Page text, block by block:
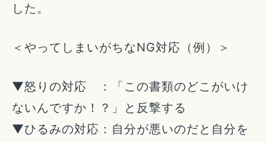
した。
＜やってしまいがちなNG対応（例）＞
▼怒りの対応 ：「この書類のどこがいけ
ないんですか！？」と反撃する
▼ひるみの対応：自分が悪いのだと自分を